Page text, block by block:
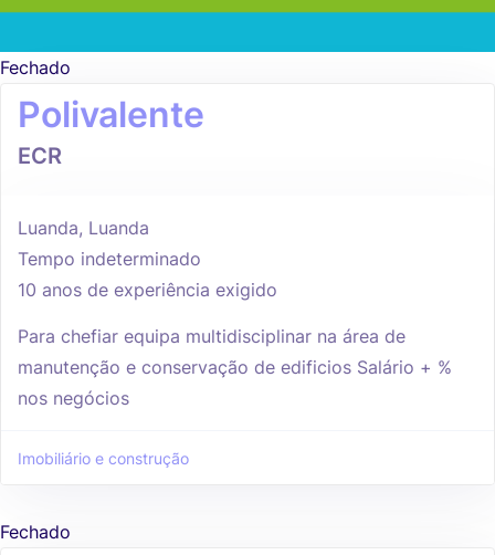
Fechado
Polivalente
ECR
Luanda, Luanda
Tempo indeterminado
10 anos de experiência exigido
Para chefiar equipa multidisciplinar na área de
manutenção e conservação de edificios Salário + %
nos negócios
Imobiliário e construção
Fechado